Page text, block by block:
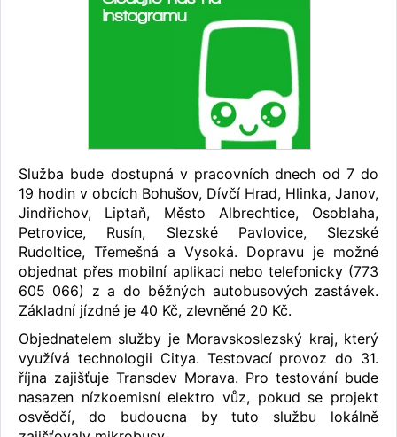
Služba bude dostupná v pracovních dnech od 7 do
19 hodin v obcích Bohušov, Dívčí Hrad, Hlinka, Janov,
Jindřichov, Liptaň, Město Albrechtice, Osoblaha,
Petrovice, Rusín, Slezské Pavlovice, Slezské
Rudoltice, Třemešná a Vysoká. Dopravu je možné
objednat přes mobilní aplikaci nebo telefonicky (773
605 066) z a do běžných autobusových zastávek.
Základní jízdné je 40 Kč, zlevněné 20 Kč.
Objednatelem služby je Moravskoslezský kraj, který
využívá technologii Citya. Testovací provoz do 31.
října zajišťuje Transdev Morava. Pro testování bude
nasazen nízkoemisní elektro vůz, pokud se projekt
osvědčí, do budoucna by tuto službu lokálně